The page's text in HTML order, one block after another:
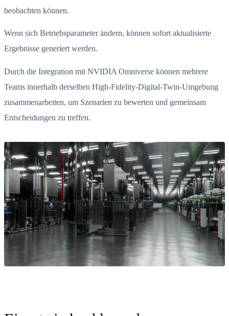
beobachten können.
Wenn sich Betriebsparameter ändern, können sofort aktualisierte
Ergebnisse generiert werden.
Durch die Integration mit NVIDIA Omniverse können mehrere
Teams innerhalb derselben High-Fidelity-Digital-Twin-Umgebung
zusammenarbeiten, um Szenarien zu bewerten und gemeinsam
Entscheidungen zu treffen.